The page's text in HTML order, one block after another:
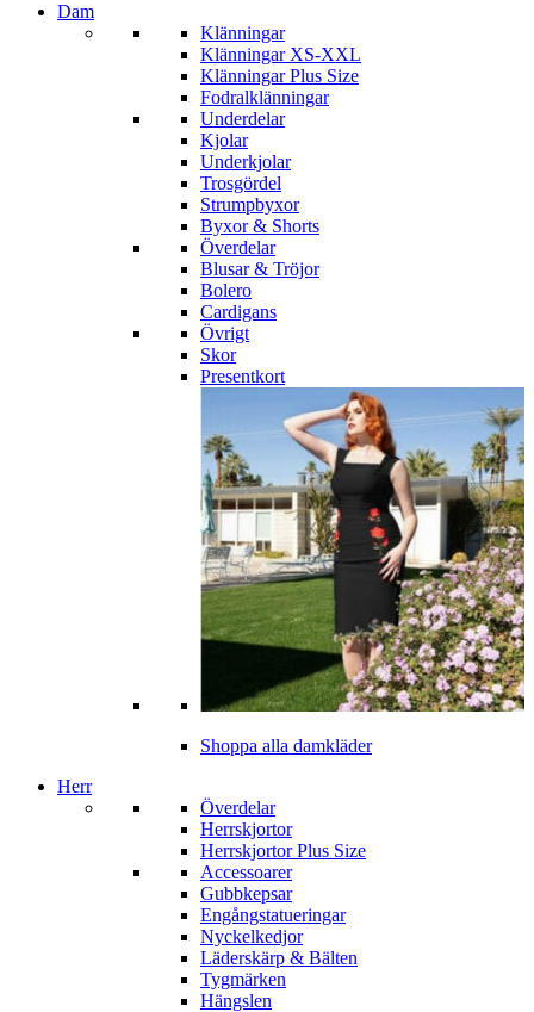
Dam
Klänningar
Klänningar XS-XXL
Klänningar Plus Size
Fodralklänningar
Underdelar
Kjolar
Underkjolar
Trosgördel
Strumpbyxor
Byxor & Shorts
Överdelar
Blusar & Tröjor
Bolero
Cardigans
Övrigt
Skor
Presentkort
Shoppa alla damkläder
Herr
Överdelar
Herrskjortor
Herrskjortor Plus Size
Accessoarer
Gubbkepsar
Engångstatueringar
Nyckelkedjor
Läderskärp & Bälten
Tygmärken
Hängslen